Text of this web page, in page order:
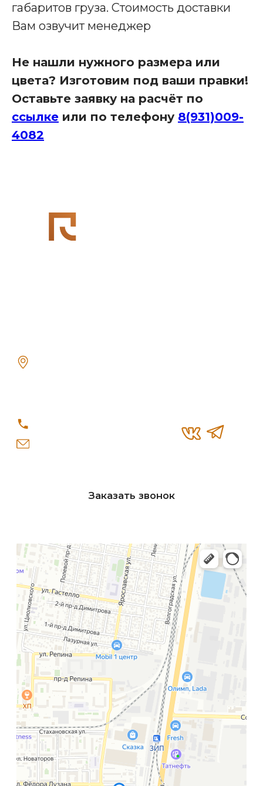
габаритов груза. Стоимость доставки
Вам озвучит менеджер
Не нашли нужного размера или
цвета? Изготовим под ваши правки!
Оставьте заявку на расчёт по
ссылке или по телефону 8(931)009-
4082
Офис в Краснодаре:
Связаться с нами:
8 (931)-009-4082
seption.com